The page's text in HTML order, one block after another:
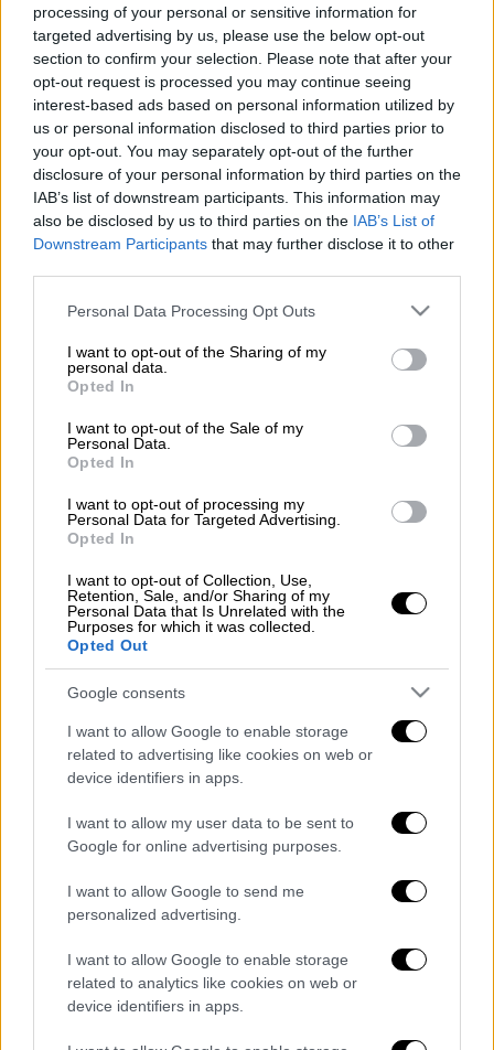
processing of your personal or sensitive information for
targeted advertising by us, please use the below opt-out
section to confirm your selection. Please note that after your
opt-out request is processed you may continue seeing
interest-based ads based on personal information utilized by
us or personal information disclosed to third parties prior to
your opt-out. You may separately opt-out of the further
disclosure of your personal information by third parties on the
IAB’s list of downstream participants. This information may
also be disclosed by us to third parties on the IAB’s List of
Downstream Participants that may further disclose it to other
Please note that this website/app uses one or more Google
not limited to your visit or usage behaviour. You may click to
grant or deny consent to Google and its third-party tags to
use your data for below specified purposes in below Google
consent section.
Personal Data Processing Opt Outs
I want to opt-out of the Sharing of my
personal data.
Opted In
I want to opt-out of the Sale of my
Personal Data.
Opted In
I want to opt-out of processing my
Personal Data for Targeted Advertising.
Opted In
I want to opt-out of Collection, Use,
Retention, Sale, and/or Sharing of my
Personal Data that Is Unrelated with the
Purposes for which it was collected.
Opted Out
Google consents
I want to allow Google to enable storage
related to advertising like cookies on web or
device identifiers in apps.
I want to allow my user data to be sent to
Google for online advertising purposes.
I want to allow Google to send me
personalized advertising.
I want to allow Google to enable storage
related to analytics like cookies on web or
device identifiers in apps.
(Eurokinissi)
Προσθέστε το ΕΘΝΟΣ στη Google
Ιδιαίτερος προβληματισμός για την υπόθεση
της ανεύρεσηςανθρώπινων οστώνστον
Πηνειό, κοντά στο φράγμα της
Γυρτώνης. Μετά τα ευρήματα της
περασμένης Τρίτης, όταν και συλλέχθηκαν
ανήκουν σε άνδρα, σύμφωνα με το
onlarissa.gr
εργαζόμενοι στην περιοχή βρέθηκαν
μπροστά και σε άλλα μακάβρια ευρήματα.
Υπενθυμίζεται πως πριν από την
ολοκλήρωση των εργασιών της Τρίτης οι
εργαζόμενοι στο σημείο καθαρισμού της
πλωτής κατασκευής συγκράτησης φερτών
υλικών στο ποτάμι πριν από το φράγμα
εντόπισαν ένα κρανίο μέσα στη λάσπη,
κάλτσες με οστά, το κάτω μέρος μιας
φόρμας που είχε επίσης οστά και
υπολείμματα οστών, όπως και ένα ροζ
παπούτσι αθλητικό. Από εκείνη τη στιγμή
και έπειτα οι εργασίες καθαρισμού γίνονται
προσεκτικά, κάτι που ζήτησε και η ΕΛ.ΑΣ. με
έγγραφό της προς την αρμόδια υπηρεσία.
Η ιστορία, προφανώς, περιπλέκεται ακόμη
περισσότερο, με τηνιατροδικαστική
αρχικά να καλείται να δώσει μια
πρώτη εκτίμηση για τα νέα ευρήματα και τον
έλεγχο DNA που θα γίνει στην Αθήνα να